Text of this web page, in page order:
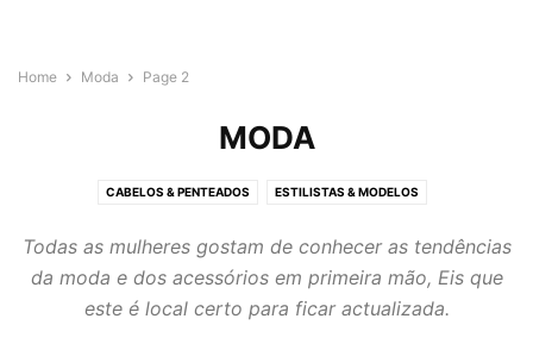
Home Moda Page 2
MODA
CABELOS & PENTEADOS ESTILISTAS & MODELOS
PERFUMES & COSMÉTICA ÚLTIMAS TENDÊNCIAS
Todas as mulheres gostam de conhecer as tendências
da moda e dos acessórios em primeira mão, Eis que
este é local certo para ficar actualizada.